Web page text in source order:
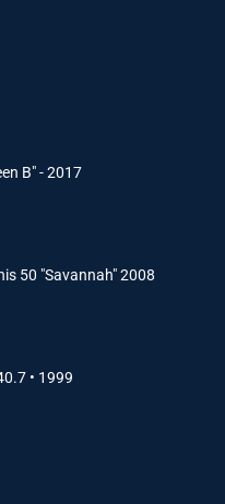
B" - 2017
50 "Savannah" 2008
• 1999